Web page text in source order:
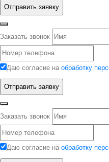
Заказать звонок
Даю согласие на обработку
Заказать звонок
Даю согласие на обработку